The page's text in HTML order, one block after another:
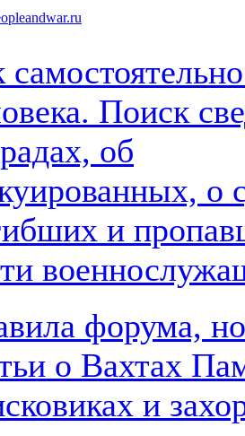
Поиск
об
о
и
форума,
о Вахтах
и